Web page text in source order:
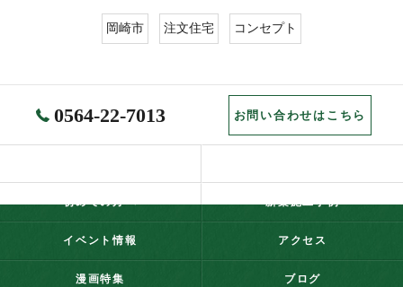
岡崎市 注文住宅 コンセプト
0564-22-7013 お問い合わせはこちら
初めての方へ 新築施工事例
イベント情報 アクセス
漫画特集 ブログ